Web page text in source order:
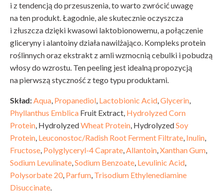
i z tendencją do przesuszenia, to warto zwrócić uwagę
na ten produkt. Łagodnie, ale skutecznie oczyszcza
i złuszcza dzięki kwasowi laktobionowemu, a połączenie
gliceryny i alantoiny działa nawilżająco. Kompleks protein
roślinnych oraz ekstrakt z amli wzmocnią cebulki i pobudzą
włosy do wzrostu. Ten peeling jest idealną propozycją
na pierwszą styczność z tego typu produktami.
Skład:Aqua, Propanediol, Lactobionic Acid,Glycerin,
Phyllanthus Emblica Fruit Extract, Hydrolyzed Corn
Protein, HydrolyzedWheat Protein, HydrolyzedSoy
Protein, Leuconostoc/Radish Root Ferment Filtrate, Inulin,
Fructose, Polyglyceryl-4 Caprate,Allantoin,Xanthan Gum,
Sodium Levulinate,Sodium Benzoate, Levulinic Acid,
Polysorbate 20, Parfum, Trisodium Ethylenediamine
Disuccinate.